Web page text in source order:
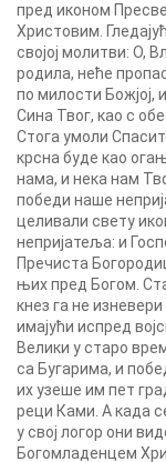
пред иконом
Христовим.
својој молитви: О,
родила, неће
по милости Божјој,
Сина Твог, као с
Стога умоли
крсна буде као
нама, и нека нам
победи наше
целивали свету
непријатеља: и
Пречиста
њих пред Богом.
кнез га не
имајући испред
Велики у старо
са Бугарима, и
их узеше им пет
реци Ками. А када
у свој логор они
Богомладенцем